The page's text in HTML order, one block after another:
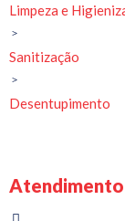
Limpeza e
Sanitização
Desentupimento